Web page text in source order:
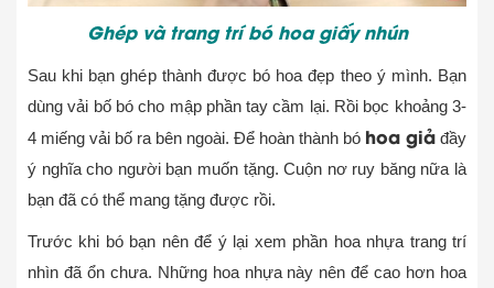
Ghép và trang trí bó hoa giấy nhún
Sau khi bạn ghép thành được bó hoa đẹp theo ý mình. Bạn
dùng vải bố bó cho mập phần tay cầm lại. Rồi bọc khoảng 3-
4 miếng vải bố ra bên ngoài. Để hoàn thành bó hoa giả đầy
ý nghĩa cho người bạn muốn tặng. Cuộn nơ ruy băng nữa là
bạn đã có thể mang tặng được rồi.
Trước khi bó bạn nên để ý lại xem phần hoa nhựa trang trí
nhìn đã ổn chưa. Những hoa nhựa này nên để cao hơn hoa